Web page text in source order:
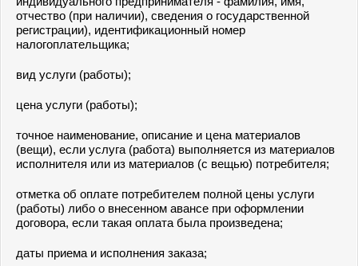
отчество (при наличии), сведения о государственной
регистрации), идентификационный номер
налогоплательщика;
вид услуги (работы);
цена услуги (работы);
точное наименование, описание и цена материалов
(вещи), если услуга (работа) выполняется из материалов
исполнителя или из материалов (с вещью) потребителя;
отметка об оплате потребителем полной цены услуги
(работы) либо о внесенном авансе при оформлении
договора, если такая оплата была произведена;
даты приема и исполнения заказа;